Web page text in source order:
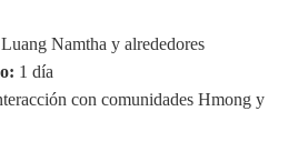
Namtha y alrededores
1 día
con comunidades Hmong y